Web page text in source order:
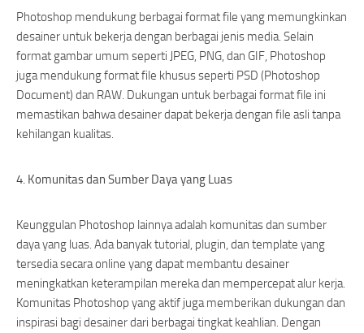
Photoshop mendukung berbagai format file yang memungkinkan
desainer untuk bekerja dengan berbagai jenis media. Selain
format gambar umum seperti JPEG, PNG, dan GIF, Photoshop
juga mendukung format file khusus seperti PSD (Photoshop
Document) dan RAW. Dukungan untuk berbagai format file ini
memastikan bahwa desainer dapat bekerja dengan file asli tanpa
kehilangan kualitas.
4. Komunitas dan Sumber Daya yang Luas
Keunggulan Photoshop lainnya adalah komunitas dan sumber
daya yang luas. Ada banyak tutorial, plugin, dan template yang
tersedia secara online yang dapat membantu desainer
meningkatkan keterampilan mereka dan mempercepat alur kerja.
Komunitas Photoshop yang aktif juga memberikan dukungan dan
inspirasi bagi desainer dari berbagai tingkat keahlian. Dengan